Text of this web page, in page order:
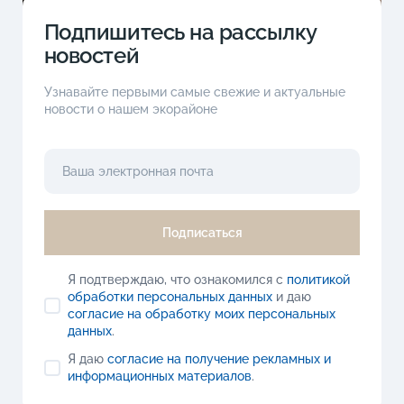
Подпишитесь на рассылку
новостей
Узнавайте первыми самые свежие и актуальные
новости о нашем экорайоне
Подписаться
Я подтверждаю, что ознакомился с политикой
обработки персональных данныхи даю
согласие на обработку моих персональных
данных.
Я даю согласие на получение рекламных и
информационных материалов.